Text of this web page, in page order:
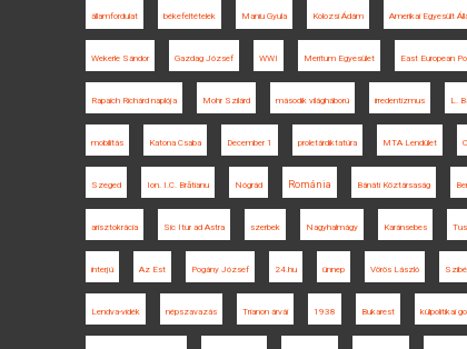
államfordulat békefeltételek Maniu Gyula Kolozsi Ádám Amerikai Egyesült
Wekerle Sándor Gazdag József WWI Meritum Egyesület East European
Rapaich Richárd naplója Mohr Szilárd második világháború irredentizmus L.
mobilitás Katona Csaba December 1 proletárdiktatúra MTA Lendület
Szeged Ion. I.C. Brătianu Nógrád Románia Bánáti Köztársaság
arisztokrácia Sic Itur ad Astra szerbek Nagyhalmágy Karánsebes
interjú Az Est Pogány József 24.hu ünnep Vörös László
Lendva-vidék népszavazás Trianon árvái 1938 Bukarest külpolitikai